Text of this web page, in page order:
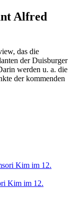
Alfred
das die
der Duisburger
werden u. a. die
der kommenden
Kim im 12.